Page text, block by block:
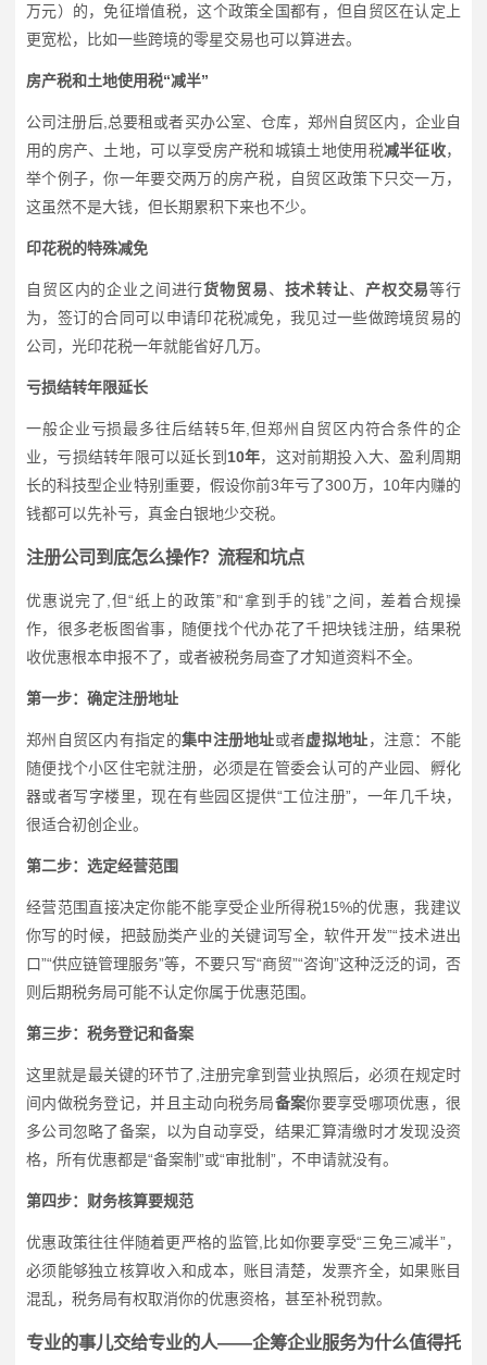
万元）的，免征增值税，这个政策全国都有，但自贸区在认定上
更宽松，比如一些跨境的零星交易也可以算进去。
房产税和土地使用税“减半”
公司注册后,总要租或者买办公室、仓库，郑州自贸区内，企业自
用的房产、土地，可以享受房产税和城镇土地使用税减半征收，
举个例子，你一年要交两万的房产税，自贸区政策下只交一万，
这虽然不是大钱，但长期累积下来也不少。
印花税的特殊减免
自贸区内的企业之间进行货物贸易、 技术转让、 产权交易等行
为，签订的合同可以申请印花税减免，我见过一些做跨境贸易的
公司，光印花税一年就能省好几万。
亏损结转年限延长
一般企业亏损最多往后结转5年,但郑州自贸区内符合条件的企
业，亏损结转年限可以延长到10年，这对前期投入大、盈利周期
长的科技型企业特别重要，假设你前3年亏了300万，10年内赚的
钱都可以先补亏，真金白银地少交税。
注册公司到底怎么操作？流程和坑点
优惠说完了,但“纸上的政策”和“拿到手的钱”之间，差着合规操
作，很多老板图省事，随便找个代办花了千把块钱注册，结果税
收优惠根本申报不了，或者被税务局查了才知道资料不全。
第一步：确定注册地址
郑州自贸区内有指定的集中注册地址或者虚拟地址，注意：不能
随便找个小区住宅就注册，必须是在管委会认可的产业园、孵化
器或者写字楼里，现在有些园区提供“工位注册”，一年几千块，
很适合初创企业。
第二步：选定经营范围
经营范围直接决定你能不能享受企业所得税15%的优惠，我建议
你写的时候，把鼓励类产业的关键词写全，软件开发”“技术进出
口”“供应链管理服务”等，不要只写“商贸”“咨询”这种泛泛的词，否
则后期税务局可能不认定你属于优惠范围。
第三步：税务登记和备案
这里就是最关键的环节了,注册完拿到营业执照后，必须在规定时
间内做税务登记，并且主动向税务局备案你要享受哪项优惠，很
多公司忽略了备案，以为自动享受，结果汇算清缴时才发现没资
格，所有优惠都是“备案制”或“审批制”，不申请就没有。
第四步：财务核算要规范
优惠政策往往伴随着更严格的监管,比如你要享受“三免三减半”，
必须能够独立核算收入和成本，账目清楚，发票齐全，如果账目
混乱，税务局有权取消你的优惠资格，甚至补税罚款。
专业的事儿交给专业的人——企筹企业服务为什么值得托